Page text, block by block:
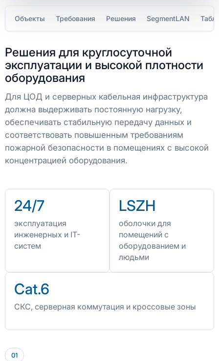
Объекты Требования Решения SegmentLAN
Решения для круглосуточной
эксплуатации и высокой плотности
оборудования
Для ЦОД и серверных кабельная инфраструктура
должна выдерживать постоянную нагрузку,
обеспечивать стабильную передачу данных и
соответствовать повышенным требованиям
пожарной безопасности в помещениях с высокой
концентрацией оборудования.
24/7
эксплуатация
инженерных и IT-
систем
LSZH
оболочки для
помещений с
оборудованием и
людьми
Cat.6
СКС, серверная коммутация и кроссовые зоны
01